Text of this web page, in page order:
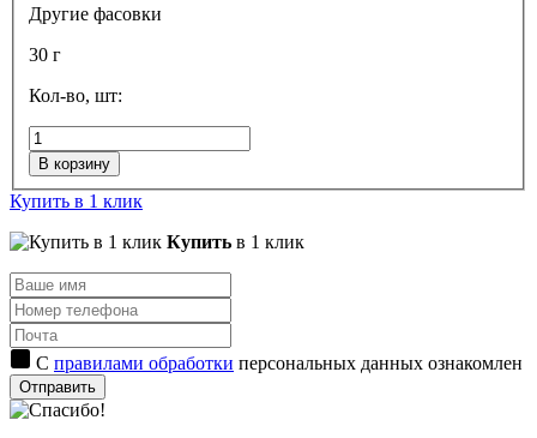
Другие фасовки
30 г
Кол-во, шт:
В корзину
Купить в 1 клик
Купить в 1 клик
С правилами обработки персональных данных ознакомлен
Отправить